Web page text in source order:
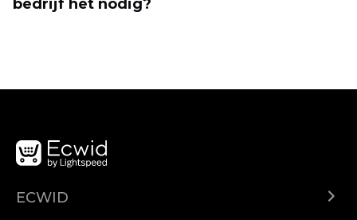
bedrijf het nodig?
ECWID